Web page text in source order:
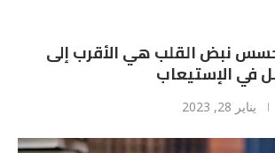
نبض القلب هي الأقرب إلى
في الإستيعاب
يناير 28, 2023